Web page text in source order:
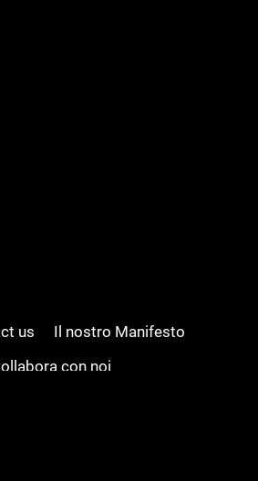
us
Il nostro Manifesto
con noi